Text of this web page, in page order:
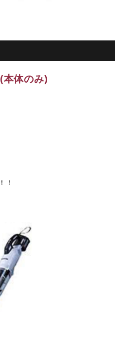
本体のみ)
！